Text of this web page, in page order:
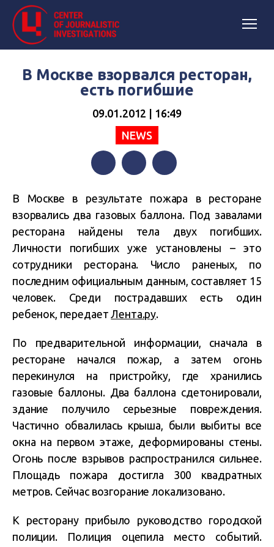
В Москве взорвался ресторан,
есть погибшие
09.01.2012 | 16:49
NEWS
В Москве в результате пожара в ресторане
взорвались два газовых баллона. Под завалами
ресторана найдены тела двух погибших.
Личности погибших уже установлены – это
сотрудники ресторана. Число раненых, по
последним официальным данным, составляет 15
человек. Среди пострадавших есть один
ребенок, передаетЛента.ру.
По предварительной информации, сначала в
ресторане начался пожар, а затем огонь
перекинулся на пристройку, где хранились
газовые баллоны. Два баллона сдетонировали,
здание получило серьезные повреждения.
Частично обвалилась крыша, были выбиты все
окна на первом этаже, деформированы стены.
Огонь после взрывов распространился сильнее.
Площадь пожара достигла 300 квадратных
метров. Сейчас возгорание локализовано.
К ресторану прибыло руководство городской
полиции. Полиция оцепила место событий.